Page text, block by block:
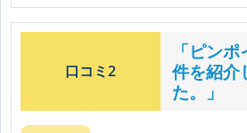
口コミ2
「ピン
件を紹介
た。」